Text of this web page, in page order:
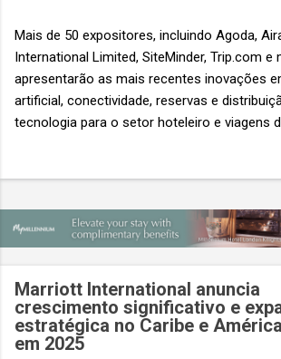
Mais de 50 expositores, incluindo Agoda,
International Limited, SiteMinder, Trip.com
apresentarão as mais recentes inovações
artificial, conectividade, reservas e
tecnologia para o setor hoteleiro e viagens
podem acessar os três eventos
Asia 2026 retorna de 21 a 23 de outubro de
compradores para explorar as inovações
das viagens. O evento também contará com
importantes nomes do setor e debates
Marriott International anuncia
crescimento significativo e
estratégica no Caribe e
em 2025